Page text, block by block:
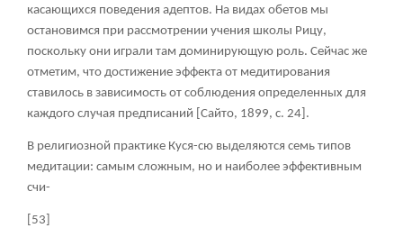
касающихся поведения адептов. На видах обетов мы
остановимся при рассмотрении учения школы Рицу,
поскольку они играли там доминирующую роль. Сейчас же
отметим, что достижение эффекта от медитирования
ставилось в зависимость от соблюдения определенных для
каждого случая предписаний [Сайто, 1899, с. 24].
В религиозной практике Куся-сю выделяются семь типов
медитации: самым сложным, но и наиболее эффективным
счи-
[53]